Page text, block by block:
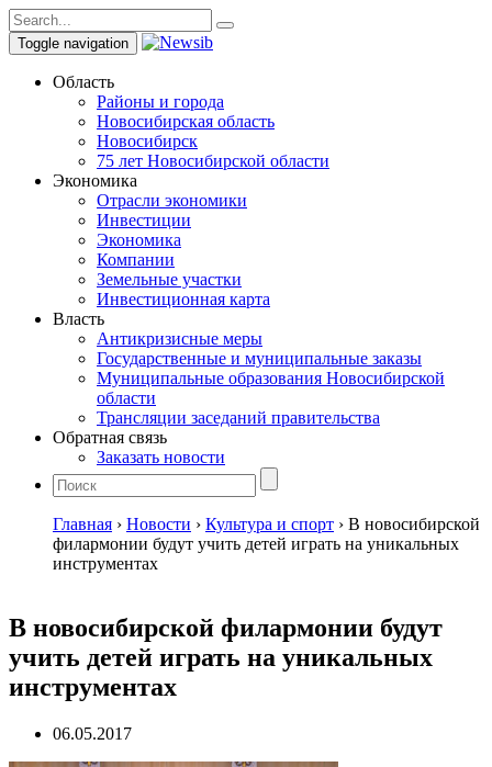
Toggle navigation
Область
Районы и города
Новосибирская область
Новосибирск
75 лет Новосибирской области
Экономика
Отрасли экономики
Инвестиции
Экономика
Компании
Земельные участки
Инвестиционная карта
Власть
Антикризисные меры
Государственные и муниципальные заказы
Муниципальные образования Новосибирской
области
Трансляции заседаний правительства
Обратная связь
Заказать новости
Главная › Новости › Культура и спорт › В новосибирской
филармонии будут учить детей играть на уникальных
инструментах
В новосибирской филармонии будут
учить детей играть на уникальных
инструментах
06.05.2017